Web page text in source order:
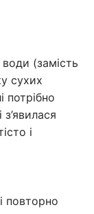
(замість
сухих
потрібно
і
повторно